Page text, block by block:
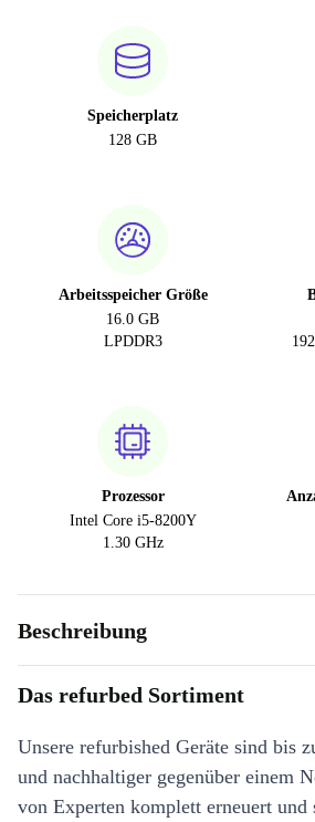
Speicherplatz
128 GB
Arbeitsspeicher Größe
16.0 GB
LPDDR3
Prozessor
Intel Core i5-8200Y
1.30 GHz
Beschreibung
Das refurbed Sortiment
Unsere refurbished Geräte sind bis
und nachhaltiger gegenüber einem
von Experten komplett erneuert und